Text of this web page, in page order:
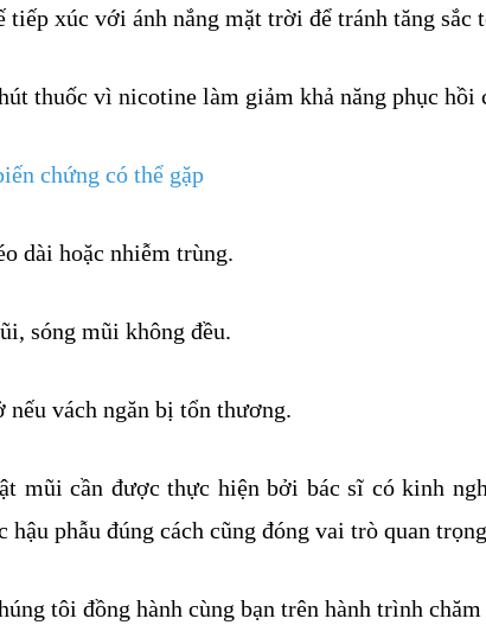
tiếp xúc với ánh nắng mặt trời để tránh tăng sắc
thuốc vì nicotine làm giảm khả năng phục hồi
chứng có thể gặp
dài hoặc nhiễm trùng.
sóng mũi không đều.
nếu vách ngăn bị tổn thương.
mũi cần được thực hiện bởi bác sĩ có kinh
hậu phẫu đúng cách cũng đóng vai trò quan
tôi đồng hành cùng bạn trên hành trình